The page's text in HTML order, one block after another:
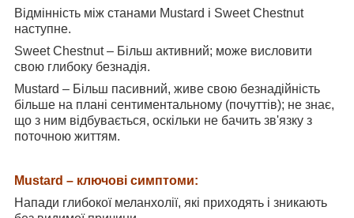
Відмінність між станами Mustard і Sweet Chestnut
наступне.
Sweet Chestnut – Більш активний; може висловити
свою глибоку безнадія.
Mustard – Більш пасивний, живе свою безнадійність
більше на плані сентиментальному (почуттів); не знає,
що з ним відбувається, оскільки не бачить зв'язку з
поточною життям.
Mustard – ключові симптоми:
Напади глибокої меланхолії, які приходять і зникають